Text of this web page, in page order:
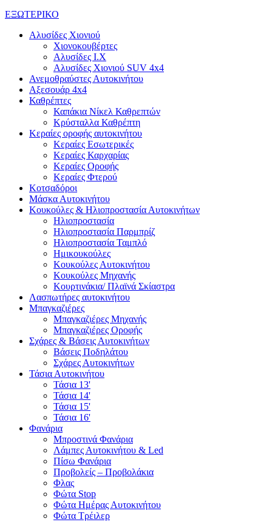
ΕΞΩΤΕΡΙΚΟ
Αλυσίδες Χιονιού
Χιονοκουβέρτες
Αλυσίδες I.X
Αλυσίδες Χιονιού SUV 4x4
Ανεμοθραύστες Αυτοκινήτου
Αξεσουάρ 4x4
Καθρέπτες
Καπάκια Νίκελ Καθρεπτών
Κρύσταλλα Καθρέπτη
Κεραίες οροφής αυτοκινήτου
Κεραίες Εσωτερικές
Κεραίες Καρχαρίας
Κεραίες Οροφής
Κεραίες Φτερού
Κοτσαδόροι
Μάσκα Αυτοκινήτου
Κουκούλες & Ηλιοπροστασία Αυτοκινήτων
Ηλιοπροστασία
Ηλιοπροστασία Παρμπρίζ
Ηλιοπροστασία Ταμπλό
Ημικουκούλες
Κουκούλες Αυτοκινήτου
Κουκούλες Μηχανής
Κουρτινάκια/ Πλαϊνά Σκίαστρα
Λασπωτήρες αυτοκινήτου
Μπαγκαζιέρες
Μπαγκαζιέρες Μηχανής
Μπαγκαζιέρες Οροφής
Σχάρες & Βάσεις Αυτοκινήτων
Βάσεις Ποδηλάτου
Σχάρες Αυτοκινήτων
Τάσια Αυτοκινήτου
Τάσια 13'
Τάσια 14'
Τάσια 15'
Τάσια 16'
Φανάρια
Μπροστινά Φανάρια
Λάμπες Αυτοκινήτου & Led
Πίσω Φανάρια
Προβολείς – Προβολάκια
Φλας
Φώτα Stop
Φώτα Ημέρας Αυτοκινήτου
Φώτα Τρέιλερ